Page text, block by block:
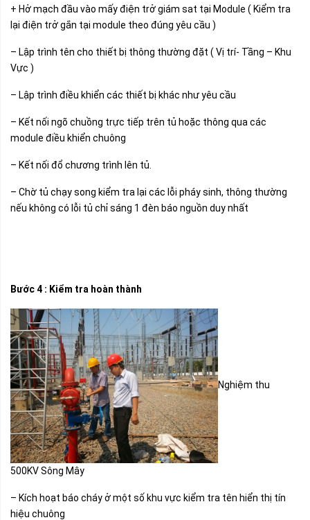
+ Hở mạch đầu vào mấy điện trở giám sat tại Module ( Kiểm tra
lại điện trở gắn tại module theo đúng yêu cầu )
– Lập trình tên cho thiết bị thông thường đặt ( Vị trí- Tầng – Khu
Vực )
– Lập trình điều khiển các thiết bị khác như yêu cầu
– Kết nối ngõ chuồng trực tiếp trên tủ hoặc thông qua các
module điều khiển chuông
– Kết nối đổ chương trình lên tủ.
– Chờ tủ chạy song kiểm tra lại các lỗi pháy sinh, thông thường
nếu không có lỗi tủ chỉ sáng 1 đèn báo nguồn duy nhất
Bước 4 : Kiểm tra hoàn thành
Nghiệm thu
500KV Sông Mây
– Kích hoạt báo cháy ở một số khu vực kiểm tra tên hiển thị tín
hiệu chuông